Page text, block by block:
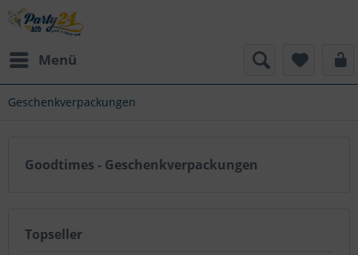
Menü
Geschenkverpackungen
Goodtimes - Geschenkverpackungen
Topseller